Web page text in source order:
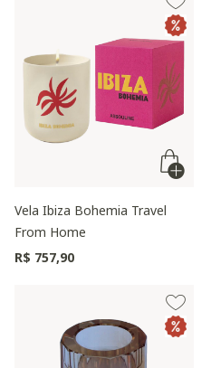
Vela Ibiza Bohemia Travel
From Home
R$ 757,90